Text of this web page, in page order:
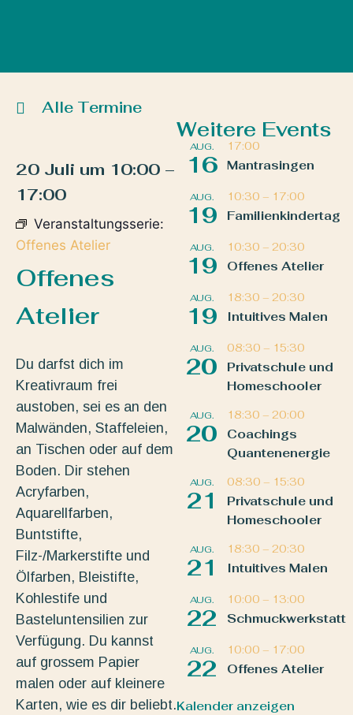
Alle Termine
20 Juli um 10:00 –
17:00
Veranstaltungsserie:
Offenes Atelier
Offenes
Atelier
Du darfst dich im
Kreativraum frei
austoben, sei es an den
Malwänden, Staffeleien,
an Tischen oder auf dem
Boden. Dir stehen
Acryfarben,
Aquarellfarben,
Buntstifte,
Filz-/Markerstifte und
Ölfarben, Bleistifte,
Kohlestife und
Basteluntensilien zur
Verfügung. Du kannst
auf grossem Papier
malen oder auf kleinere
Karten, wie es dir beliebt.
Weitere Events
AUG.
16
17:00
Mantrasingen
AUG.
19
10:30 – 17:00
Familienkindertag
AUG.
19
10:30 – 20:30
Offenes Atelier
AUG.
19
18:30 – 20:30
Intuitives Malen
AUG.
20
08:30 – 15:30
Privatschule und
Homeschooler
AUG.
20
18:30 – 20:00
Coachings
Quantenenergie
AUG.
21
08:30 – 15:30
Privatschule und
Homeschooler
AUG.
21
18:30 – 20:30
Intuitives Malen
AUG.
22
10:00 – 13:00
Schmuckwerkstatt
AUG.
22
10:00 – 17:00
Offenes Atelier
Kalender anzeigen